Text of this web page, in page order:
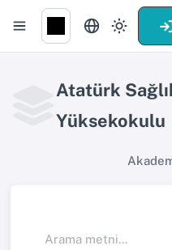
Atatürk
Yüksekokulu